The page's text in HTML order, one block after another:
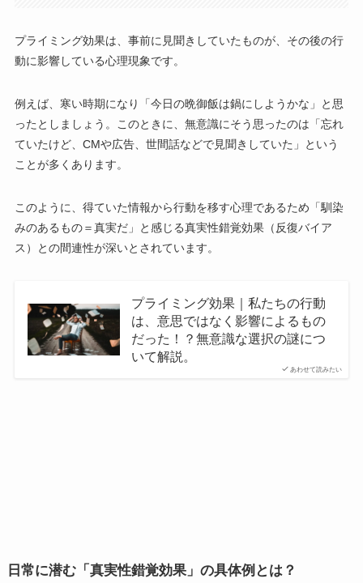
プライミング効果は、事前に見聞きしていたものが、その後の行
動に影響している心理現象です。
例えば、寒い時期になり「今日の晩御飯は鍋にしようかな」と思
ったとしましょう。このときに、無意識にそう思ったのは「忘れ
ていたけど、CMや広告、世間話などで見聞きしていた」という
ことが多くあります。
このように、得ていた情報から行動を移す心理であるため「馴染
みのあるもの＝真実だ」と感じる真実性錯覚効果（反復バイア
ス）との間連性が深いとされています。
あわせて読みたい
プライミング効果｜私たちの行動
は、意思ではなく影響によるもの
だった！？無意識な選択の謎につ
いて解説。
日常に潜む「真実性錯覚効果」の具体例とは？